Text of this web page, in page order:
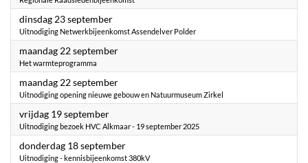
dinsdag 23 september2025
Uitnodiging Netwerkbijeenkomst Assendelver Polder
maandag 22 september2025
Het warmteprogramma
maandag 22 september2025
Uitnodiging opening nieuwe gebouw en Natuurmuseum Zirkel
vrijdag 19 september2025
Uitnodiging bezoek HVC Alkmaar - 19 september 2025
donderdag 18 september2025
Uitnodiging - kennisbijeenkomst 380kV